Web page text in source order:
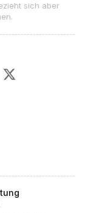
sich aber